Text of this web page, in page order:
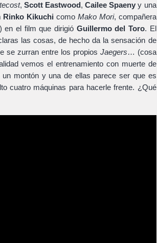
,Scott Eastwood,Cailee Spaeny y una
Rinko Kikuchi como Mako Mori, compañera
en el film que dirigió Guillermo del Toro. El
las cosas, de hecho da la sensación de
se zurran entre los propios Jaegers… (cosa
vemos el entrenamiento con muerte de
montón y una de ellas parece ser que es
cuatro máquinas para hacerle frente. ¿Qué